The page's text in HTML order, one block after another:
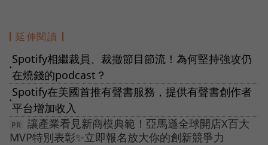
延伸閱讀
●
Spotify相繼裁員、裁撤節目節流！為何堅持強攻仍
在燒錢的podcast？
●
Spotify在美國首推有聲書服務，提供有聲書創作者
平台增加收入
讓產業看見新商模典範！亞馬遜全球開店X百大
MVP特別表彰✨立即報名放大你的創新競爭力